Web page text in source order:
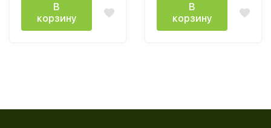
В
корзину
В
корзину